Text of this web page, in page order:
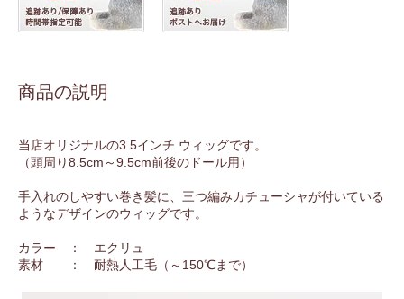
商品の説明
当店オリジナルの3.5インチ ウィッグです。
（頭周り8.5cm～9.5cm前後のドール用）
手入れのしやすい巻き髪に、三つ編みカチューシャが付いている
ようなデザインのウィッグです。
カラー ： エクリュ
素材 ： 耐熱人工毛（～150℃まで）